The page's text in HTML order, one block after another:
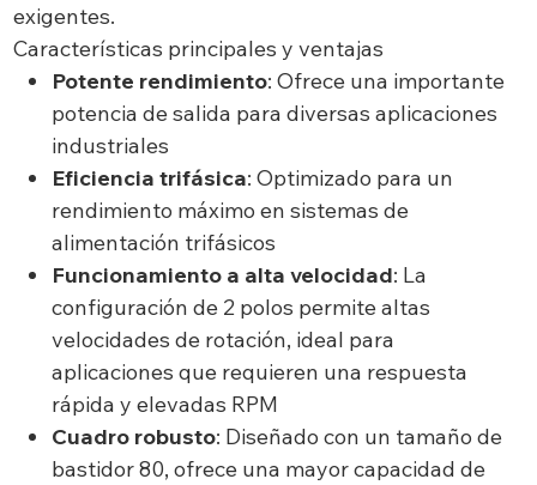
exigentes.
Características principales y ventajas
Potente rendimiento: Ofrece una importante
potencia de salida para diversas aplicaciones
industriales
Eficiencia trifásica: Optimizado para un
rendimiento máximo en sistemas de
alimentación trifásicos
Funcionamiento a alta velocidad: La
configuración de 2 polos permite altas
velocidades de rotación, ideal para
aplicaciones que requieren una respuesta
rápida y elevadas RPM
Cuadro robusto: Diseñado con un tamaño de
bastidor 80, ofrece una mayor capacidad de